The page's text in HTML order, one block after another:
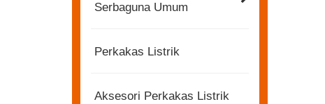
Serbaguna Umum
Perkakas Listrik
Aksesori Perkakas Listrik